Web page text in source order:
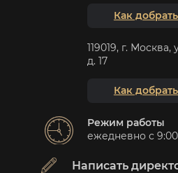
Как
119019, г.
д. 17
Как
Режим работы
ежедневно с 9:00
Написать